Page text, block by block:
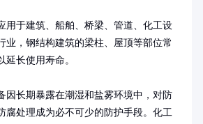
用于建筑、船舶、桥梁、管道、化工设
业，钢结构建筑的梁柱、屋顶等部位常
延长使用寿命。
因长期暴露在潮湿和盐雾环境中，对防
腐处理成为必不可少的防护手段。化工